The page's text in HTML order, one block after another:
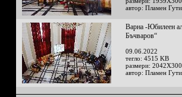
автор: Пламен
Варна -Юбилеен
Бъчваров“
09.06.2022
тегло: 4515 KB
размери:
автор: Пламен